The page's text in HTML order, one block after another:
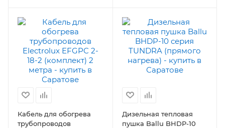
Кабель для обогрева
трубопроводов
Дизельная тепловая
пушка Ballu BHDP-10